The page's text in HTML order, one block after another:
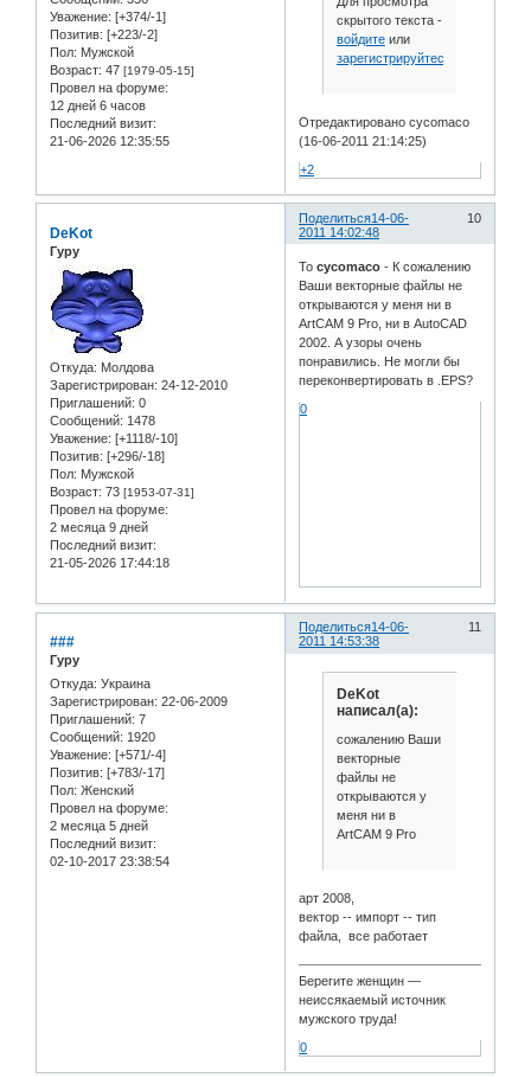
Уважение: [+374/-1]
Позитив: [+223/-2]
Пол: Мужской
Возраст: 47 [1979-05-15]
Провел на форуме:
12 дней 6 часов
Последний визит:
21-06-2026 12:35:55
скрытого текста -
войдитеили
зарегистрируйтесь
Отредактировано cycomaco
(16-06-2011 21:14:25)
+2
Поделиться 10
14-06-
2011 14:02:48
DeKot
Гуру
Откуда: Молдова
Зарегистрирован: 24-12-2010
Приглашений: 0
Сообщений: 1478
Уважение: [+1118/-10]
Позитив: [+296/-18]
Пол: Мужской
Возраст: 73 [1953-07-31]
Провел на форуме:
2 месяца 9 дней
Последний визит:
21-05-2026 17:44:18
Tocycomaco - К сожалению
Ваши векторные файлы не
открываются у меня ни в
ArtCAM 9 Pro, ни в AutoCAD
2002. А узоры очень
понравились. Не могли бы
переконвертировать в .EPS?
0
Поделиться 11
14-06-
2011 14:53:38
###
Гуру
Откуда: Украина
Зарегистрирован: 22-06-2009
Приглашений: 7
Сообщений: 1920
Уважение: [+571/-4]
Позитив: [+783/-17]
Пол: Женский
Провел на форуме:
2 месяца 5 дней
Последний визит:
02-10-2017 23:38:54
DeKot
написал(а):
сожалению Ваши
векторные
файлы не
открываются у
меня ни в
ArtCAM 9 Pro
арт 2008,
вектор -- импорт -- тип
файла, все работает
Берегите женщин —
неиссякаемый источник
мужского труда!
0